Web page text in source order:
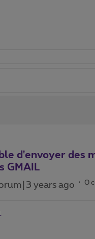
d'envoyer des
GMAIL
years ago 0